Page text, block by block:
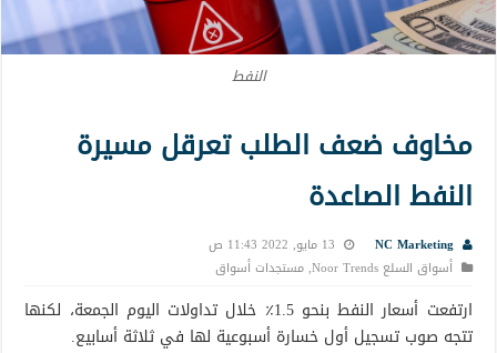
النفط
مخاوف ضعف الطلب تعرقل مسيرة
النفط الصاعدة
NC Marketing
13 مايو, 2022 11:43 ص
أسواق السلع Noor Trends
,مستجدات أسواق
ارتفعت أسعار النفط بنحو 1.5٪ خلال تداولات اليوم الجمعة، لكنها
تتجه صوب تسجيل أول خسارة أسبوعية لها في ثلاثة أسابيع.